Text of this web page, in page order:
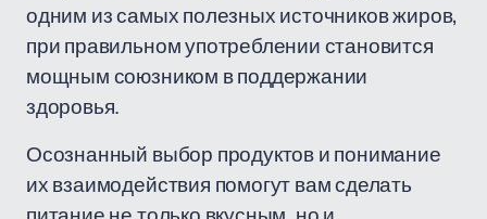
одним из самых полезных источников жиров,
при правильном употреблении становится
мощным союзником в поддержании
здоровья.
Осознанный выбор продуктов и понимание
их взаимодействия помогут вам сделать